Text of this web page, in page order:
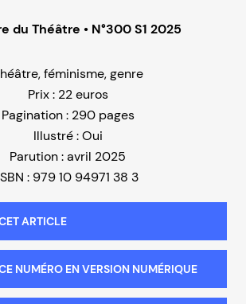
du Théâtre • N°300 S1 2025
féminisme, genre
Prix : 22 euros
Pagination : 290 pages
Illustré : Oui
Parution : avril 2025
: 979 10 94971 38 3
ARTICLE
NUMÉRO EN VERSION NUMÉRIQUE